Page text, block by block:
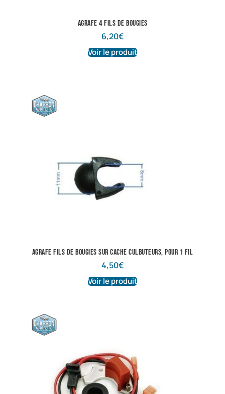
Agrafe 4 fils de bougies
6,20€
Voir le produit
Agrafe fils de bougies sur cache culbuteurs, pour 1 fil
4,50€
Voir le produit